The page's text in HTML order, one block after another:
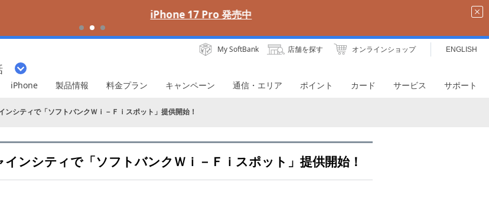
iPhone 17 Pro 発売中
My SoftBank 店舗を探す オンラインショップ ENGLISH
iPhone 製品情報 料金プラン キャンペーン 通信・エリア ポイント カード サービス サポート
ンシティで「ソフトバンクＷｉ－Ｆｉスポット」提供開始！
インシティで「ソフトバンクＷｉ－Ｆｉスポット」提供開始！